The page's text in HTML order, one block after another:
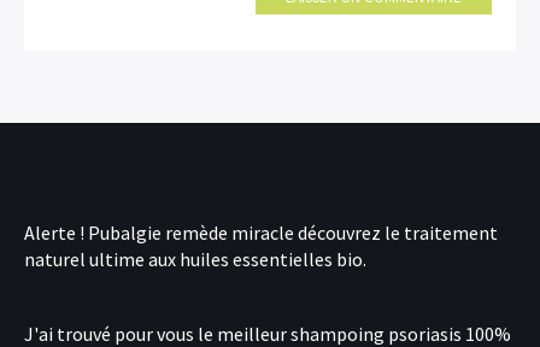
Alerte ! Pubalgie remède miracle découvrez le traitement
naturel ultime aux huiles essentielles bio.
J'ai trouvé pour vous le meilleur shampoing psoriasis 100%